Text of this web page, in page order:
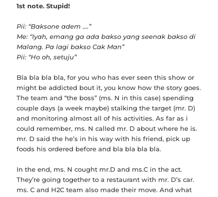
1st note. Stupid!
Pii: “Baksone adem ….”
Me: “Iyah, emang ga ada bakso yang seenak bakso di
Malang. Pa lagi bakso Cak Man”
Pii: “Ho oh, setuju”
Bla bla bla bla, for you who has ever seen this show or
might be addicted bout it, you know how the story goes.
The team and “the boss” (ms. N in this case) spending
couple days (a week maybe) stalking the target (mr. D)
and monitoring almost all of his activities. As far as i
could remember, ms. N called mr. D about where he is.
mr. D said the he’s in his way with his friend, pick up
foods his ordered before and bla bla bla bla.
In the end, ms. N cought mr.D and ms.C in the act.
They’re going together to a restaurant with mr. D’s car.
ms. C and H2C team also made their move. And what